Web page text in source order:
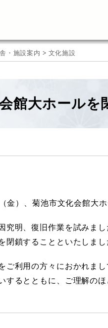
・施設案内 > 文化施設
館大ホールを
金）、菊池市文化会館大
明、復旧作業を試みま
閉鎖することといたしまし
利用の方々におかれま
するとともに、ご理解のほ